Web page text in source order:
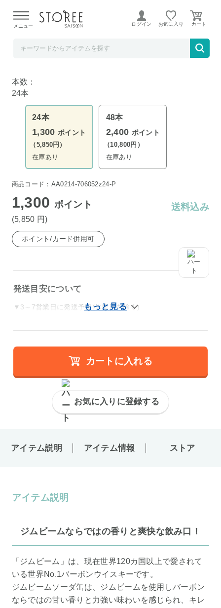
よる配送遅延が発生しております。
メニュー ログイン お気に入り
サントリー ジムビームソーダ 350ml×24本
本数：
24本
24本
1,300 ポイント
（5,850円）
在庫あり
48本
2,400 ポイント
（10,800円）
在庫あり
商品コード：AA0214-706052z24-P
1,300 ポイント
(5,850 円)
送料込み
ポイント/カード併用可
発送目安について
▼3～7営業日に発送予定(休業日を除く)
カートに入れる
お気に入りに登録する
アイテム説明 アイテム情報 ストア
アイテム説明
ジムビームならではの香りと爽快な飲み口！
「ジムビーム」は、現在世界120カ国以上で愛されて
いる世界No.1バーボンウイスキーです。
ジムビームソーダ缶は、ジムビームを使用しバーボン
ならではの甘い香りと力強い味わいを感じられ、キレ